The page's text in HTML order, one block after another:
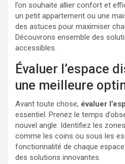
l’on souhaite allier confort et
un petit appartement ou une
des astuces pour maximiser
Découvrons ensemble des
accessibles.
Évaluer l’espace
une meilleure
Avant toute chose, évaluer
essentiel. Prenez le temps
nouvel angle. Identifiez les
comme les coins ou sous les
fonctionnalité de chaque
des solutions innovantes.